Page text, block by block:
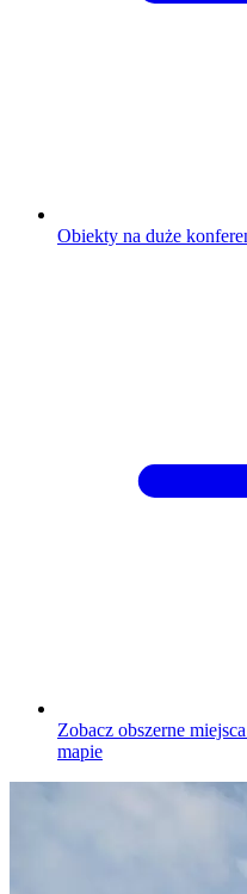
Obiekty na duże
Zobacz obszerne
mapie